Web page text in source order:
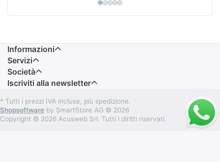
Informazioni
Servizi
Società
Iscriviti alla newsletter
* Tutti i prezzi IVA inclusa, più spedizione.
Shopsoftware by SmartStore AG © 2026
Copyright © 2026 Acusweb Srl. Tutti i diritti riservati.